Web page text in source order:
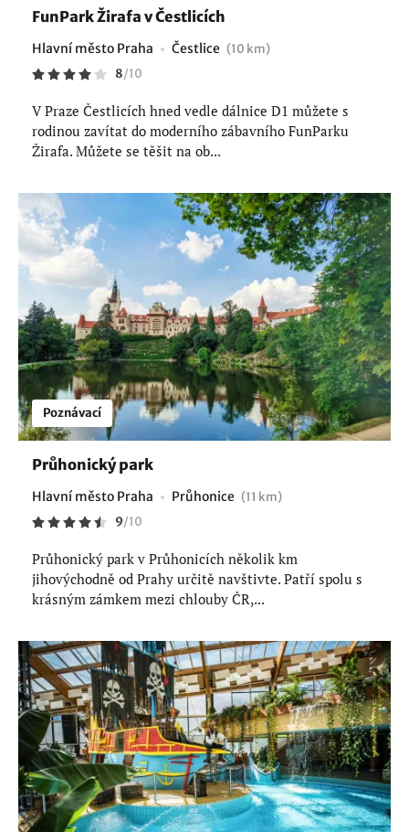
FunPark Žirafa v Čestlicích
Hlavní město Praha Čestlice (10 km)
8/10
V Praze Čestlicích hned vedle dálnice D1 můžete s
rodinou zavítat do moderního zábavního FunParku
Žirafa. Můžete se těšit na ob...
Poznávací
Průhonický park
Hlavní město Praha Průhonice (11 km)
9/10
Průhonický park v Průhonicích několik km
jihovýchodně od Prahy určitě navštivte. Patří spolu s
krásným zámkem mezi chlouby ČR,...